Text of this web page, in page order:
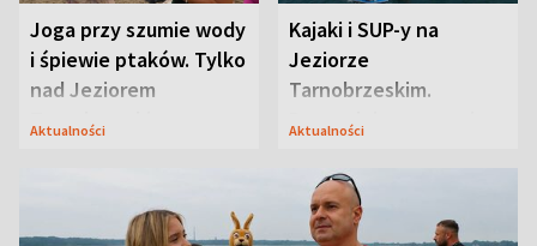
Joga przy szumie wody
i śpiewie ptaków. Tylko
nad Jeziorem
Tarnobrzeskim
Aktualności
Kajaki i SUP-y na
Jeziorze
Tarnobrzeskim.
Przyrodnicy zwracają
Aktualności